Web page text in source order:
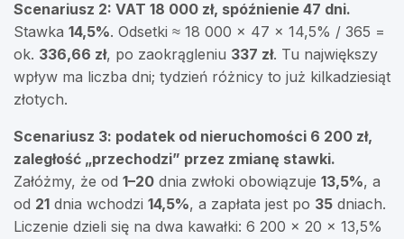
Scenariusz 2: VAT 18 000 zł, spóźnienie 47 dni.
Stawka 14,5%. Odsetki ≈ 18 000 × 47 × 14,5% / 365 =
ok. 336,66 zł, po zaokrągleniu 337 zł. Tu największy
wpływ ma liczba dni; tydzień różnicy to już kilkadziesiąt
złotych.
Scenariusz 3: podatek od nieruchomości 6 200 zł,
zaległość „przechodzi” przez zmianę stawki.
Załóżmy, że od 1–20 dnia zwłoki obowiązuje 13,5%, a
od 21 dnia wchodzi 14,5%, a zapłata jest po 35 dniach.
Liczenie dzieli się na dwa kawałki: 6 200 × 20 × 13,5%